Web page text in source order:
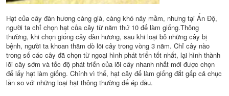
Hạt của cây đàn hương càng già, càng khó nảy mầm, nhưng tại Ấn Độ,
người ta chỉ chọn hạt của cây từ năm thứ 10 để làm giống.Thông
thường, khi chọn giống cây đàn hương, sau khi loại bỏ những cây bị
bệnh, người ta khoan thăm dò lõi cây trong vòng 3 năm. Chỉ cây nào
trong số các cây đã chọn từ ngoại hình phát triển tốt nhất, lại hình thành
lõi cây sớm và tốc độ phát triển của lõi cây nhanh nhất mới được chọn
để lấy hạt làm giống. Chính vì thế, hạt cây để làm giống đắt gấp cả chục
lần so với những loại hạt thông thường để ép dầu.